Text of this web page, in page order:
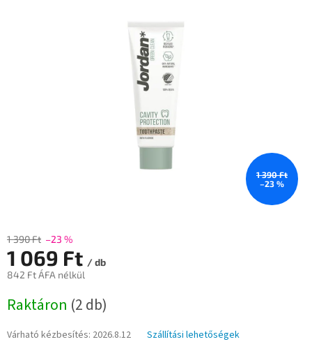
1 390 Ft
–23 %
1 390 Ft –23 %
1 069 Ft / db
842 Ft ÁFA nélkül
Raktáron (2 db)
Várható kézbesítés: 2026.8.12 Szállítási lehetőségek